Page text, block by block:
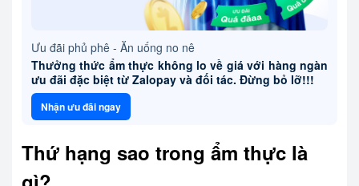
Ưu đãi phủ phê - Ăn uống no nê
Thưởng thức ẩm thực không lo về giá với hàng ngàn
ưu đãi đặc biệt từ Zalopay và đối tác. Đừng bỏ lỡ!!!
Nhận ưu đãi ngay
Thứ hạng sao trong ẩm thực là